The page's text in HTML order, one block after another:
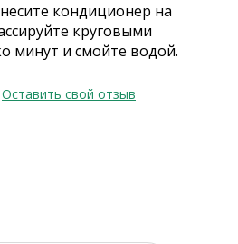
кондиционер на
круговыми
минут и смойте водой.
Оставить свой отзыв